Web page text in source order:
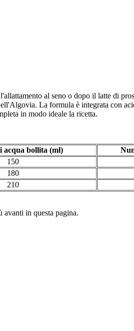
al seno o dopo il latte di
La formula è integrata con
in modo ideale la ricetta.
acqua bollita (ml)
150
180
210
in questa pagina.